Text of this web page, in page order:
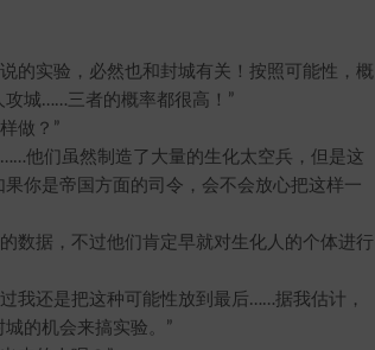
实验，必然也和封城有关！按照可能性，概
城……三者的概率都很高！”
做？”
他们虽然制造了大量的生化太空兵，但是这
你是帝国方面的司令，会不会放心把这样一
据，不过他们肯定早就对生化人的个体进行
还是把这种可能性放到最后……据我估计，
的机会来搞实验。”